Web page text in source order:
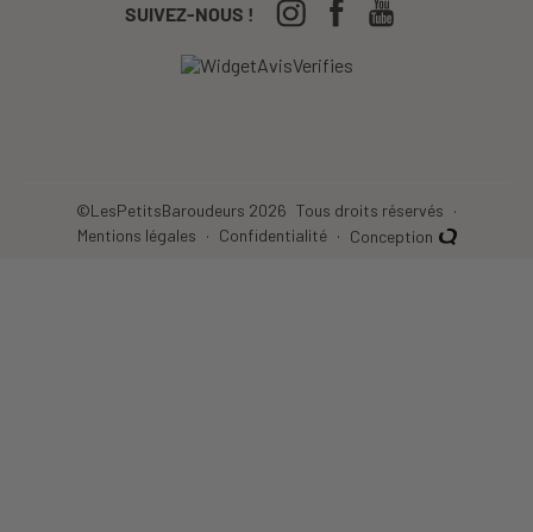
Nos Festivals04-50-63-93-44
SUIVEZ-NOUS !
©LesPetitsBaroudeurs 2026 Tous droits réservés
Mentions légales
Confidentialité Conception